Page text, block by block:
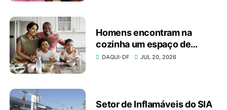
Homens encontram na
cozinha um espaço de
autonomia, bem-estar e
DAQUI-DF JUL 20, 2026
Setor de Inflamáveis do SIA